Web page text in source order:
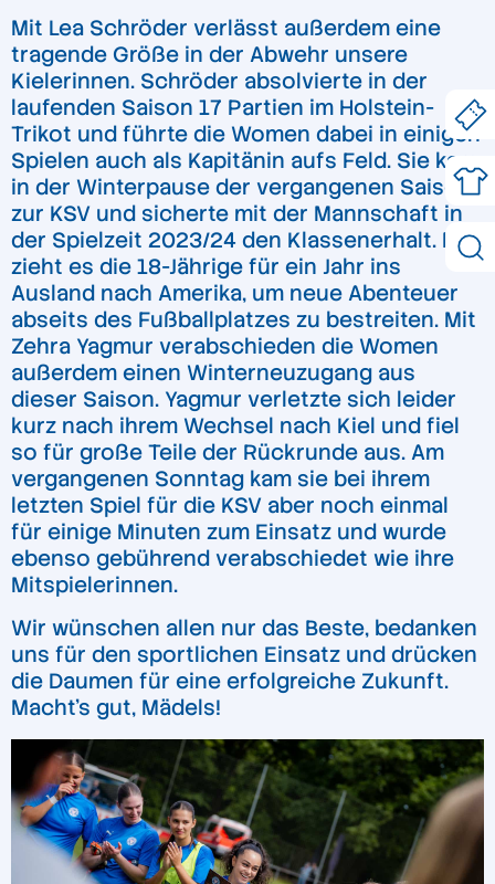
Mit Lea Schröder verlässt außerdem eine
tragende Größe in der Abwehr unsere
Kielerinnen. Schröder absolvierte in der
laufenden Saison 17 Partien im Holstein-
Trikot und führte die Women dabei in einigen
Spielen auch als Kapitänin aufs Feld. Sie kam
in der Winterpause der vergangenen Saison
zur KSV und sicherte mit der Mannschaft in
der Spielzeit 2023/24 den Klassenerhalt. Nun
zieht es die 18-Jährige für ein Jahr ins
Ausland nach Amerika, um neue Abenteuer
abseits des Fußballplatzes zu bestreiten. Mit
Zehra Yagmur verabschieden die Women
außerdem einen Winterneuzugang aus
dieser Saison. Yagmur verletzte sich leider
kurz nach ihrem Wechsel nach Kiel und fiel
so für große Teile der Rückrunde aus. Am
vergangenen Sonntag kam sie bei ihrem
letzten Spiel für die KSV aber noch einmal
für einige Minuten zum Einsatz und wurde
ebenso gebührend verabschiedet wie ihre
Mitspielerinnen.
Wir wünschen allen nur das Beste, bedanken
uns für den sportlichen Einsatz und drücken
die Daumen für eine erfolgreiche Zukunft.
Macht’s gut, Mädels!